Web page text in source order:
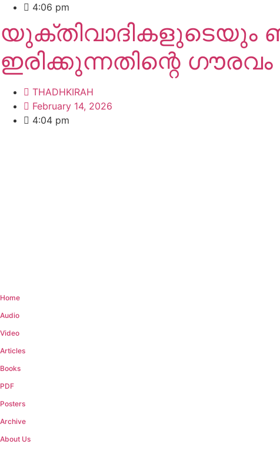
4:06 pm
യുക്തിവാദികളുടെയും
ഇരിക്കുന്നതിന്റെ
THADHKIRAH
February 14, 2026
4:04 pm
Home
Audio
Video
Articles
Books
PDF
Posters
Archive
About Us